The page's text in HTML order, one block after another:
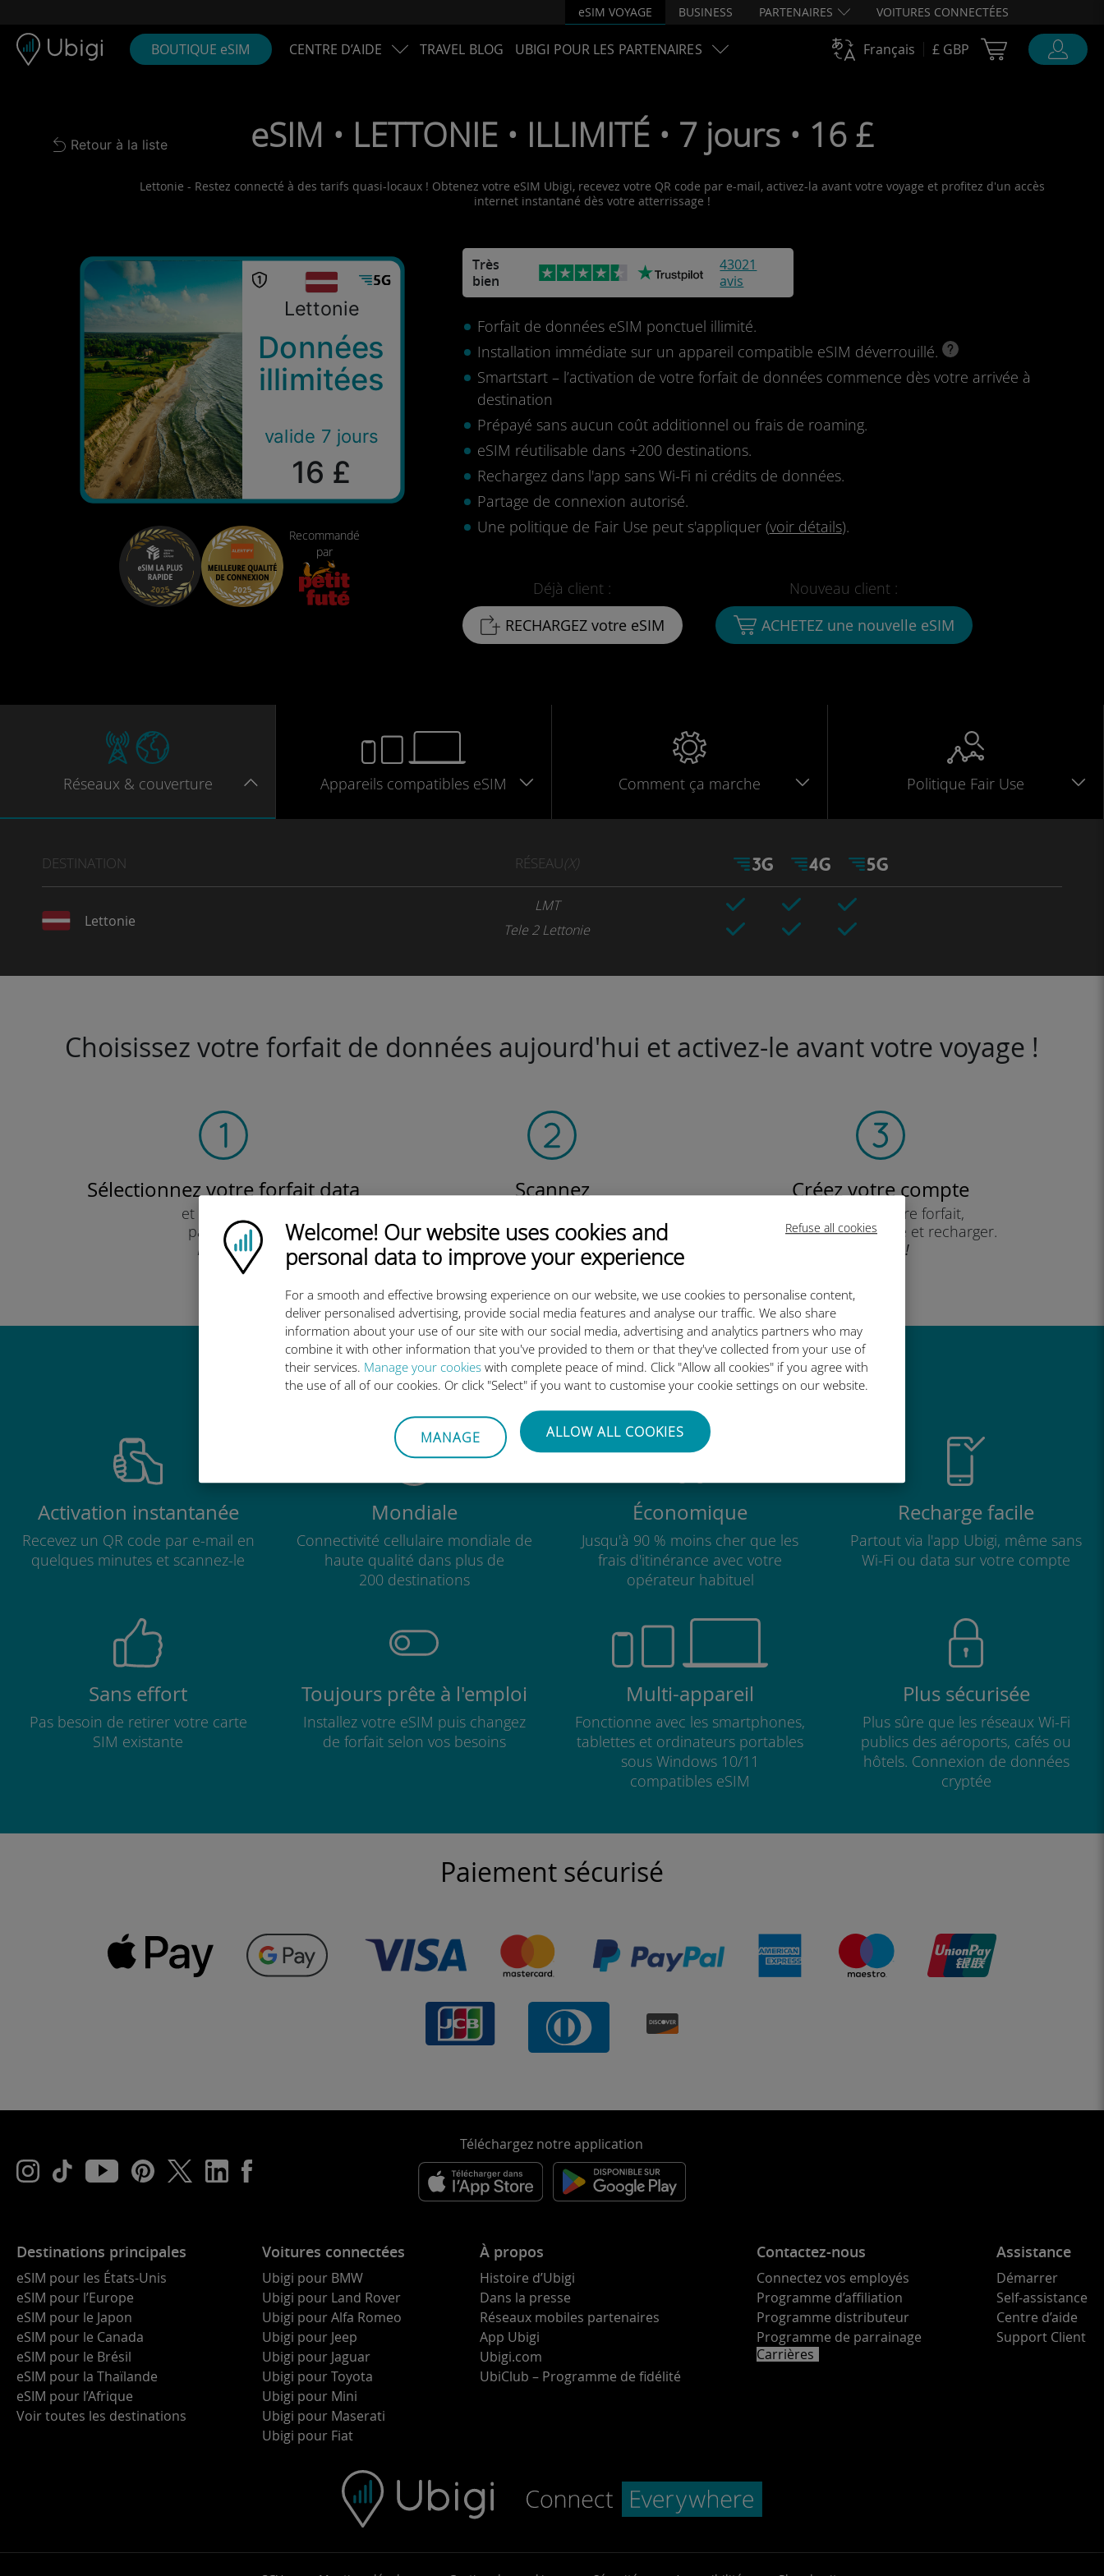
Refuse all cookies
Ubigi logo
Welcome! Our website uses cookies and
personal data to improve your experience
For a smooth and effective browsing experience on our website, we use cookies to personalise content,
deliver personalised advertising, provide social media features and analyse our traffic. We also share
information about your use of our site with our social media, advertising and analytics partners who may
combine it with other information that you've provided to them or that they've collected from your use of
their services. Manage your cookies with complete peace of mind. Click "Allow all cookies" if you agree with
the use of all of our cookies. Or click "Select" if you want to customise your cookie settings on our website.
MANAGE ALLOW ALL COOKIES
eSIM VOYAGE BUSINESS PARTENAIRES VOITURES CONNECTÉES
BOUTIQUE eSIM CENTRE D’AIDE TRAVEL BLOG UBIGI POUR LES PARTENAIRES Français £ GBP Cart Ubigi
Back to list
Retour à la liste eSIM • LETTONIE • ILLIMITÉ • 7 jours • 16 £
Lettonie - Restez connecté à des tarifs quasi-locaux ! Obtenez votre eSIM Ubigi, recevez votre QR code par e-mail, activez-la avant votre voyage et profitez d'un accès
internet instantané dès votre atterrissage !
Lettonie
Données
illimitées
valide 7 jours
16 £
Recommandé
par
Très
bien
43021
avis
Forfait de données eSIM ponctuel illimité.
Installation immédiate sur un appareil compatible eSIM déverrouillé.
Smartstart – l’activation de votre forfait de données commence dès votre arrivée à
destination
Prépayé sans aucun coût additionnel ou frais de roaming.
eSIM réutilisable dans +200 destinations.
Rechargez dans l'app sans Wi-Fi ni crédits de données.
Partage de connexion autorisé.
Une politique de Fair Use peut s'appliquer (voir détails).
Déjà client :
RECHARGEZ votre eSIM
Nouveau client :
ACHETEZ une nouvelle eSIM
Réseaux & couverture Appareils compatibles eSIM Comment ça marche Politique Fair Use
DESTINATION RÉSEAU(X)
Lettonie
LMT
Tele 2 Lettonie
Choisissez votre forfait de données aujourd'hui et activez-le avant votre voyage !
Sélectionnez votre forfait data
et recevez-le
par e-mail.
Rapide !
Scannez
pour activer votre forfait
et installer l'eSIM Ubigi.
Efficace !
Créez votre compte
pour utiliser votre forfait,
consulter votre solde et recharger.
Profitez !
Pourquoi l'eSIM internationale Ubigi est si bien
Activation instantanée
Recevez un QR code par e-mail en
quelques minutes et scannez-le
Mondiale
Connectivité cellulaire mondiale de
haute qualité dans plus de
200 destinations
Économique
Jusqu'à 90 % moins cher que les
frais d'itinérance avec votre
opérateur habituel
Recharge facile
Partout via l'app Ubigi, même sans
Wi-Fi ou data sur votre compte
Sans effort
Pas besoin de retirer votre carte
SIM existante
Toujours prête à l'emploi
Installez votre eSIM puis changez
de forfait selon vos besoins
Multi-appareil
Fonctionne avec les smartphones,
tablettes et ordinateurs portables
sous Windows 10/11
compatibles eSIM
Plus sécurisée
Plus sûre que les réseaux Wi-Fi
publics des aéroports, cafés ou
hôtels. Connexion de données
cryptée
Paiement sécurisé
Téléchargez notre application
Destinations principales
eSIM pour les États-Unis
eSIM pour l’Europe
eSIM pour le Japon
eSIM pour le Canada
eSIM pour le Brésil
eSIM pour la Thaïlande
eSIM pour l’Afrique
Voir toutes les destinations
Voitures connectées
Ubigi pour BMW
Ubigi pour Land Rover
Ubigi pour Alfa Romeo
Ubigi pour Jeep
Ubigi pour Jaguar
Ubigi pour Toyota
Ubigi pour Mini
Ubigi pour Maserati
Ubigi pour Fiat
À propos
Histoire d’Ubigi
Dans la presse
Réseaux mobiles partenaires
App Ubigi
Ubigi.com
UbiClub – Programme de fidélité
Contactez-nous
Connectez vos employés
Programme d’affiliation
Programme distributeur
Programme de parrainage
Carrières
Assistance
Démarrer
Self-assistance
Centre d’aide
Support Client